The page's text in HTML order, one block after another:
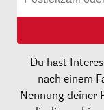
Du hast
nach einem
Nennung deiner